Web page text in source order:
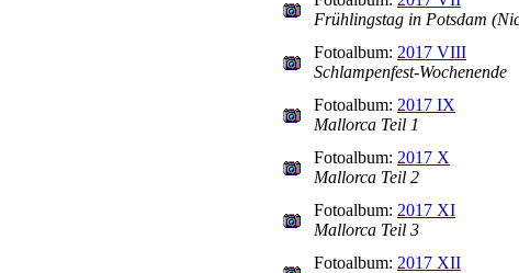
Frühlingstag in Potsdam
Fotoalbum: 2017 VIII
Schlampenfest-Wochenende
Fotoalbum: 2017 IX
Mallorca Teil 1
Fotoalbum: 2017 X
Mallorca Teil 2
Fotoalbum: 2017 XI
Mallorca Teil 3
Fotoalbum: 2017 XII